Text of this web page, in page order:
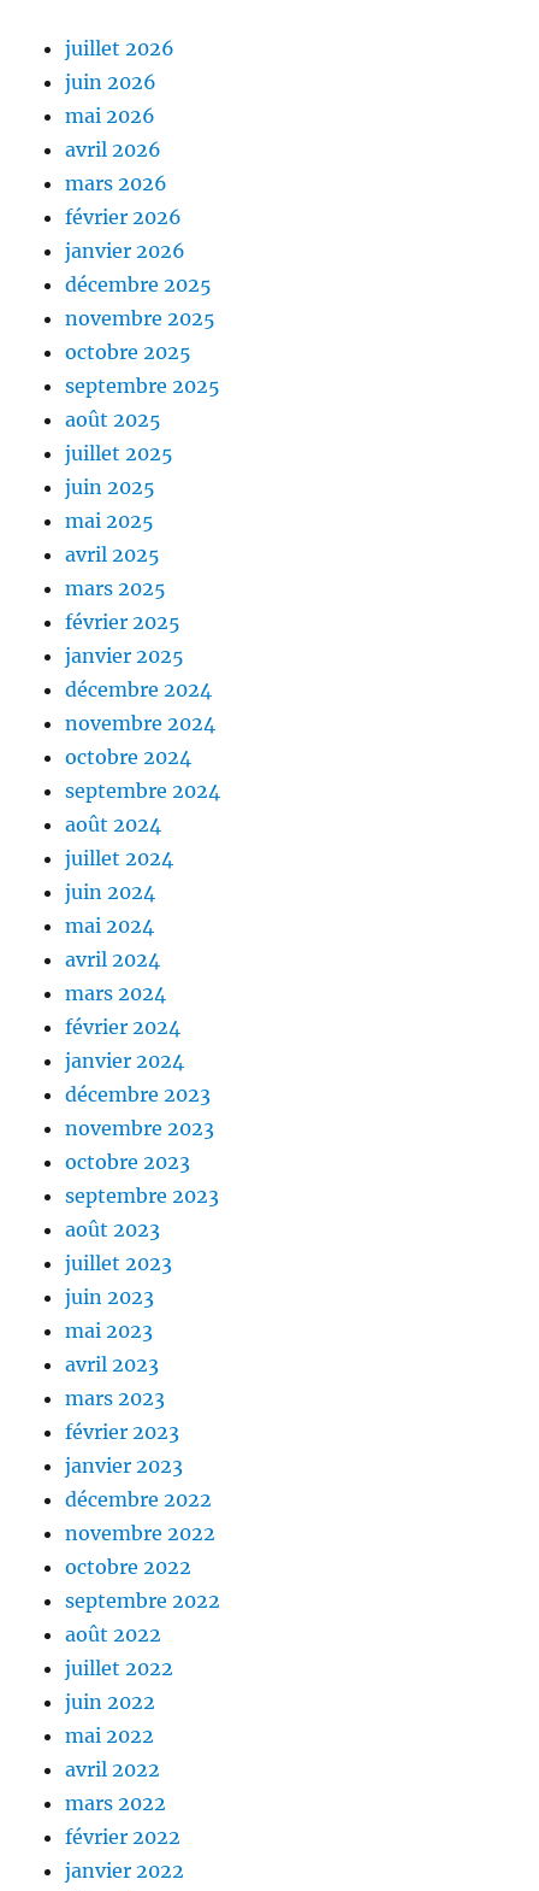
juillet 2026
juin 2026
mai 2026
avril 2026
mars 2026
février 2026
janvier 2026
décembre 2025
novembre 2025
octobre 2025
septembre 2025
août 2025
juillet 2025
juin 2025
mai 2025
avril 2025
mars 2025
février 2025
janvier 2025
décembre 2024
novembre 2024
octobre 2024
septembre 2024
août 2024
juillet 2024
juin 2024
mai 2024
avril 2024
mars 2024
février 2024
janvier 2024
décembre 2023
novembre 2023
octobre 2023
septembre 2023
août 2023
juillet 2023
juin 2023
mai 2023
avril 2023
mars 2023
février 2023
janvier 2023
décembre 2022
novembre 2022
octobre 2022
septembre 2022
août 2022
juillet 2022
juin 2022
mai 2022
avril 2022
mars 2022
février 2022
janvier 2022